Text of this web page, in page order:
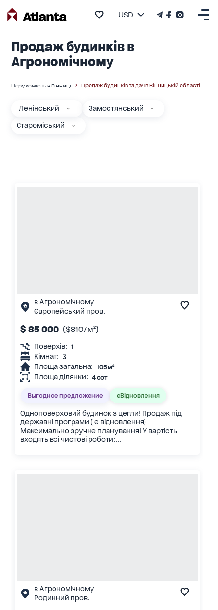
USD
Продаж будинків в
Агрономічному
Нерухомість в Вінниці Продаж будинків та дач в Вінницькій області
Ленінський Замостянський
Староміський
в Агрономічному
Європейський пров.
$ 85 000 ($810/м²)
Поверхів: 1
Кімнат: 3
Площа загальна: 105 м²
Площа ділянки: 4 сот
Выгодное предложение єВідновлення
Одноповерховий будинок з цегли! Продаж під
державні програми ( є відновлення)
Максимально зручне планування! У вартість
входять всі чистові роботи:...
в Агрономічному
Родинний пров.